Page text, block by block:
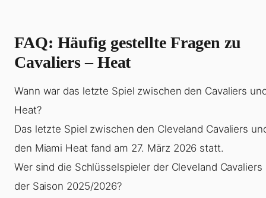
FAQ: Häufig gestellte Fragen zu
Cavaliers – Heat
Wann war das letzte Spiel zwischen den Cavaliers
Heat?
Das letzte Spiel zwischen den Cleveland Cavaliers
den Miami Heat fand am 27. März 2026 statt.
Wer sind die Schlüsselspieler der Cleveland Cavaliers
der Saison 2025/2026?